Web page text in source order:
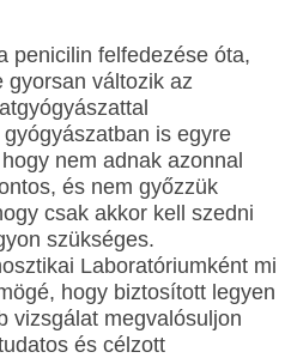
penicilin felfedezése óta,
gyorsan változik az
is egyre
nem adnak azonnal
és nem győzzük
csak akkor kell szedni
szükséges.
Laboratóriumként mi
hogy biztosított legyen
vizsgálat megvalósuljon
és célzott